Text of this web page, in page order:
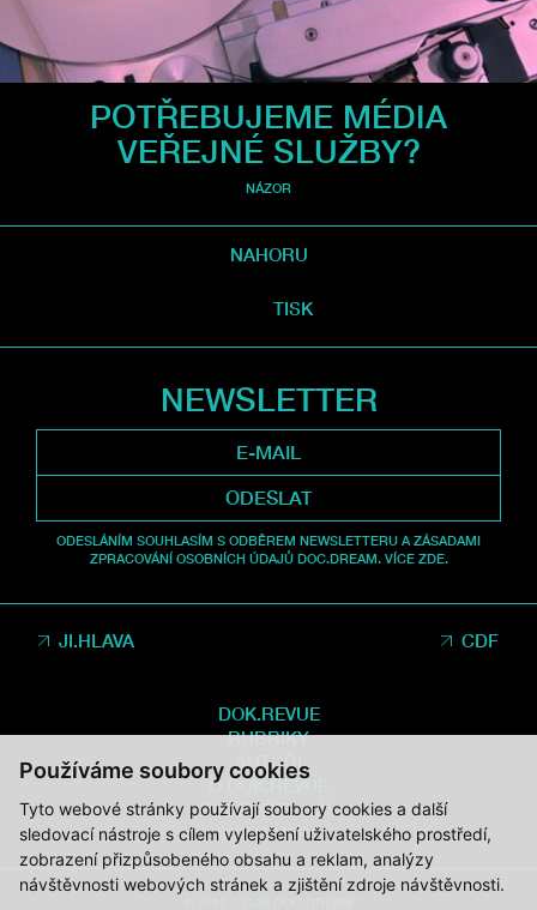
Používáme soubory cookies
Tyto webové stránky používají soubory cookies a další
sledovací nástroje s cílem vylepšení uživatelského prostředí,
zobrazení přizpůsobeného obsahu a reklam, analýzy
návštěvnosti webových stránek a zjištění zdroje návštěvnosti.
POTŘEBUJEME MÉDIA
VEŘEJNÉ SLUŽBY?
NÁZOR
NAHORU
TISK
NEWSLETTER
ODESLAT
ODESLÁNÍM SOUHLASÍM S ODBĚREM NEWSLETTERU A ZÁSADAMI
ZPRACOVÁNÍ OSOBNÍCH ÚDAJŮ DOC.DREAM. VÍCE ZDE.
JI.HLAVA CDF
DOK.REVUE
RUBRIKY
AUTOŘI
O DOK.REVUE
PODPOŘTE NÁS
KONTAKTY